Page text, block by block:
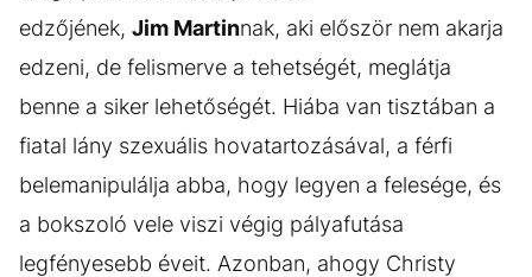
edzőjének, Jim Martinnak, aki először nem akarja
edzeni, de felismerve a tehetségét, meglátja
benne a siker lehetőségét. Hiába van tisztában a
fiatal lány szexuális hovatartozásával, a férfi
belemanipulálja abba, hogy legyen a felesége, és
a bokszoló vele viszi végig pályafutása
legfényesebb éveit. Azonban, ahogy Christy